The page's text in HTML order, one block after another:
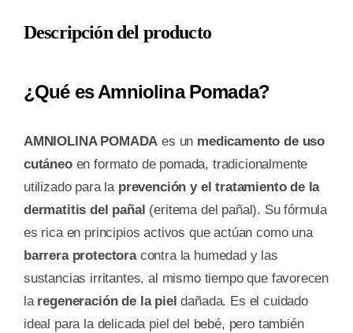
Descripción del producto
¿Qué es Amniolina Pomada?
AMNIOLINA POMADA es un medicamento de uso
cutáneoen formato de pomada, tradicionalmente
utilizado para la prevención y el tratamiento de la
dermatitis del pañal (eritema del pañal). Su fórmula
es rica en principios activos que actúan como una
barrera protectoracontra la humedad y las
sustancias irritantes, al mismo tiempo que favorecen
la regeneración de la piel dañada. Es el cuidado
ideal para la delicada piel del bebé, pero también